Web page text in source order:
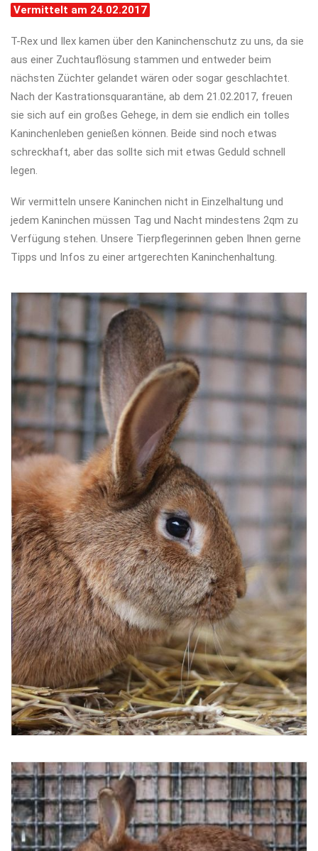
Vermittelt am 24.02.2017
T-Rex und Ilex kamen über den Kaninchenschutz zu uns, da sie
aus einer Zuchtauflösung stammen und entweder beim
nächsten Züchter gelandet wären oder sogar geschlachtet.
Nach der Kastrationsquarantäne, ab dem 21.02.2017, freuen
sie sich auf ein großes Gehege, in dem sie endlich ein tolles
Kaninchenleben genießen können. Beide sind noch etwas
schreckhaft, aber das sollte sich mit etwas Geduld schnell
legen.
Wir vermitteln unsere Kaninchen nicht in Einzelhaltung und
jedem Kaninchen müssen Tag und Nacht mindestens 2qm zu
Verfügung stehen. Unsere Tierpflegerinnen geben Ihnen gerne
Tipps und Infos zu einer artgerechten Kaninchenhaltung.